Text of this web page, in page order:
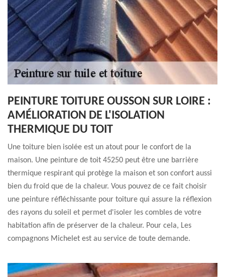
PEINTURE TOITURE OUSSON SUR LOIRE :
AMÉLIORATION DE L'ISOLATION
THERMIQUE DU TOIT
Une toiture bien isolée est un atout pour le confort de la
maison. Une peinture de toit 45250 peut être une barrière
thermique respirant qui protège la maison et son confort aussi
bien du froid que de la chaleur. Vous pouvez de ce fait choisir
une peinture réfléchissante pour toiture qui assure la réflexion
des rayons du soleil et permet d'isoler les combles de votre
habitation afin de préserver de la chaleur. Pour cela, Les
compagnons Michelet est au service de toute demande.